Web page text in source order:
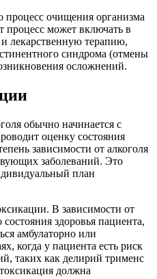
процесс очищения организма
процесс может включать в
лекарственную терапию,
синдрома (отмены
осложнений.
обычно начинается с
оценку состояния
зависимости от алкоголя
заболеваний. Это
план
В зависимости от
здоровья пациента,
амбулаторно или
когда у пациента есть риск
таких как делирий трименс
должна